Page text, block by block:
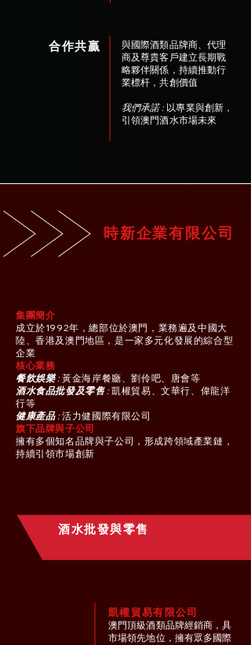
與國際酒類品牌商、代理
商及尊貴客戶建立長期戰
略夥伴關係，持續推動行
業標杆，共創價值
​我們承諾: 以專業與創新，
引領澳門酒水市場未來
合作共贏
時新企業有限公司
集團簡介
成立於1992年，總部位於澳門，業務遍及中國大
陸、香港及澳門地區，是一家多元化發展的綜合型
企業
核心業務
餐飲娛樂:黃金海岸餐廳、劉伶吧、唐會等
酒水食品批發及零售:凱權貿易、文華行、偉龍洋
行等
健康產品:活力健國際有限公司
旗下品牌與子公司
擁有多個知名品牌與子公司，形成跨領域產業鏈，
持續引領市場創新
酒水批發與零售
凱權貿易有限公司
澳門頂級酒類品牌經銷商，具
市場領先地位，擁有眾多國際